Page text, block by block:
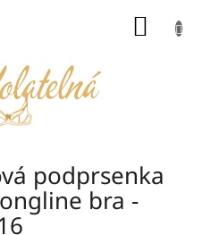
podprsenka
bra -